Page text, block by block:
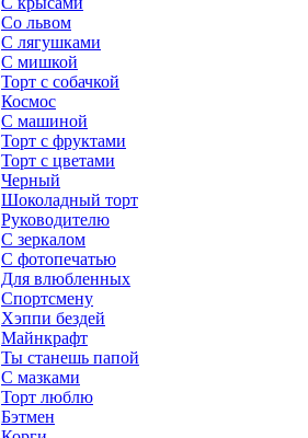
Со львом
С лягушками
С мишкой
Торт с собачкой
Космос
С машиной
Торт с фруктами
Торт с цветами
Черный
Шоколадный торт
Руководителю
С зеркалом
С фотопечатью
Для влюбленных
Спортсмену
Хэппи бездей
Майнкрафт
Ты станешь папой
С мазками
Торт люблю
Бэтмен